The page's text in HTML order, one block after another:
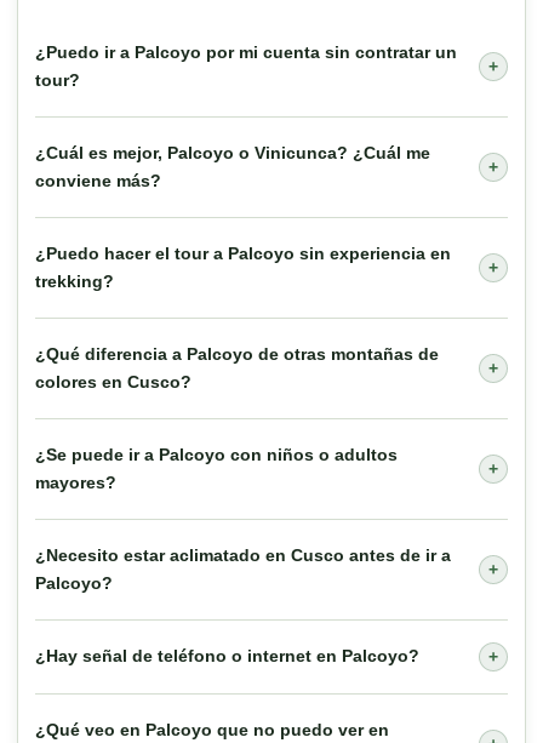
¿Puedo ir a Palcoyo por mi cuenta sin contratar un
tour?
+
¿Cuál es mejor, Palcoyo o Vinicunca? ¿Cuál me
conviene más?
+
¿Puedo hacer el tour a Palcoyo sin experiencia en
trekking?
+
¿Qué diferencia a Palcoyo de otras montañas de
colores en Cusco?
+
¿Se puede ir a Palcoyo con niños o adultos
mayores?
+
¿Necesito estar aclimatado en Cusco antes de ir a
Palcoyo?
+
¿Hay señal de teléfono o internet en Palcoyo? +
¿Qué veo en Palcoyo que no puedo ver en